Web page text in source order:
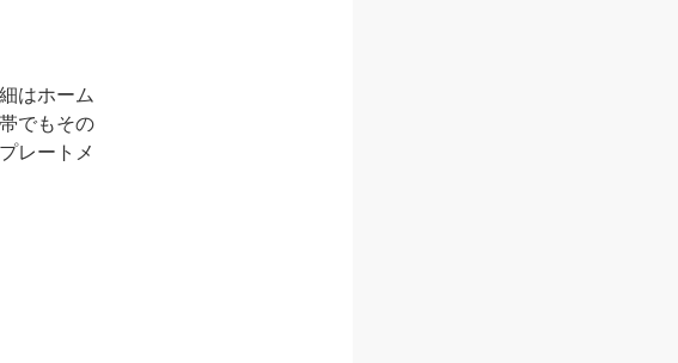
はホーム
でもその
レートメ